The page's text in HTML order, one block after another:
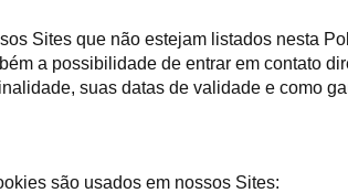
Sites que não estejam listados nesta
a possibilidade de entrar em contato
suas datas de validade e como
são usados em nossos Sites: